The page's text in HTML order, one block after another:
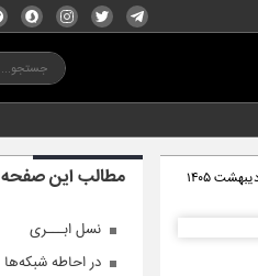
مطالب این صفحه
نسل ابـــری
در احاطه شبکه‌ها